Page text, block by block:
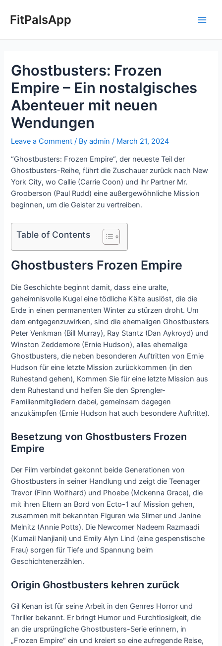
FitPalsApp
Ghostbusters: Frozen
Empire – Ein nostalgisches
Abenteuer mit neuen
Wendungen
Leave a Comment / Byadmin/ March 21, 2024
“Ghostbusters: Frozen Empire“, der neueste Teil der
Ghostbusters-Reihe, führt die Zuschauer zurück nach New
York City, wo Callie (Carrie Coon) und ihr Partner Mr.
Grooberson (Paul Rudd) eine außergewöhnliche Mission
beginnen, um die Geister zu vertreiben.
Table of Contents
Ghostbusters Frozen Empire
Die Geschichte beginnt damit, dass eine uralte,
geheimnisvolle Kugel eine tödliche Kälte auslöst, die die
Erde in einen permanenten Winter zu stürzen droht. Um
dem entgegenzuwirken, sind die ehemaligen Ghostbusters
Peter Venkman (Bill Murray), Ray Stantz (Dan Aykroyd) und
Winston Zeddemore (Ernie Hudson), alles ehemalige
Ghostbusters, die neben besonderen Auftritten von Ernie
Hudson für eine letzte Mission zurückkommen (in den
Ruhestand gehen), Kommen Sie für eine letzte Mission aus
dem Ruhestand und helfen Sie den Sprengler-
Familienmitgliedern dabei, gemeinsam dagegen
anzukämpfen (Ernie Hudson hat auch besondere Auftritte).
Besetzung von Ghostbusters Frozen
Empire
Der Film verbindet gekonnt beide Generationen von
Ghostbusters in seiner Handlung und zeigt die Teenager
Trevor (Finn Wolfhard) und Phoebe (Mckenna Grace), die
mit ihren Eltern an Bord von Ecto-1 auf Mission gehen,
zusammen mit bekannten Figuren wie Slimer und Janine
Melnitz (Annie Potts). Die Newcomer Nadeem Razmaadi
(Kumail Nanjiani) und Emily Alyn Lind (eine gespenstische
Frau) sorgen für Tiefe und Spannung beim
Geschichtenerzählen.
Origin Ghostbusters kehren zurück
Gil Kenan ist für seine Arbeit in den Genres Horror und
Thriller bekannt. Er bringt Humor und Furchtlosigkeit, die
an die ursprüngliche Ghostbusters-Serie erinnern, in
„Frozen Empire“ ein und kreiert so eine aufregende Reise,
navigation